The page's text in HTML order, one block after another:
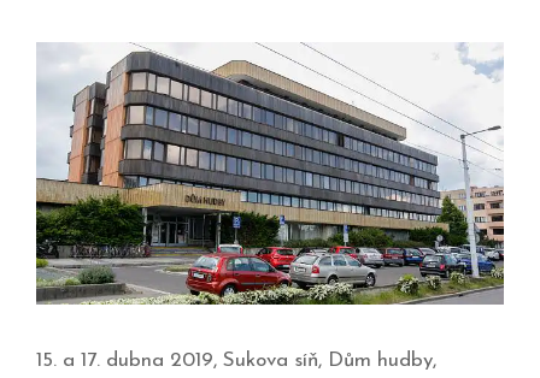
15. a 17. dubna 2019, Sukova síň, Dům hudby,